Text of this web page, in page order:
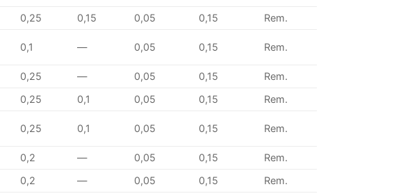
0,25 0,15 0,05 0,15 Rem.
0,1 — 0,05 0,15 Rem.
0,25 — 0,05 0,15
Rem.
0,25 0,1 0,05 0,15 Rem.
0,25 0,1 0,05 0,15 Rem.
0,2 — 0,05 0,15
Rem.
0,2 — 0,05 0,15
Rem.